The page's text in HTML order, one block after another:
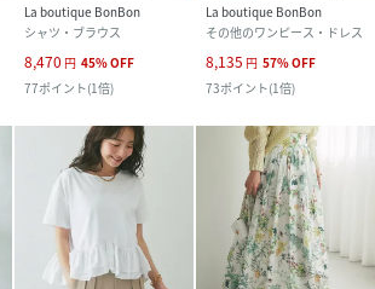
La boutique BonBon
シャツ・ブラウス
8,470 円 45%OFF
77ポイント(1倍)
La boutique BonBon
その他のワンピース・ドレス
8,135 円 57%OFF
73ポイント(1倍)